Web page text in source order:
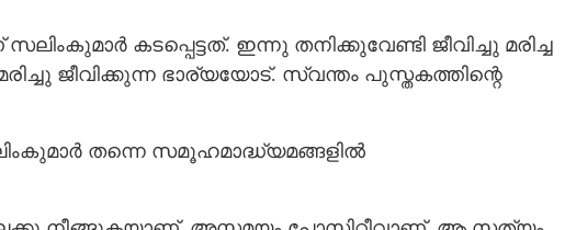
കടപ്പെട്ടത്. ഇന്നു തനിക്കുവേണ്ടി ജീവിച്ചു മരിച്ച
ജീവിക്കുന്ന ഭാര്യയോട്. സ്വന്തം പുസ്തകത്തിന്റെ
തന്നെ സമൂഹമാദ്ധ്യമങ്ങളിൽ